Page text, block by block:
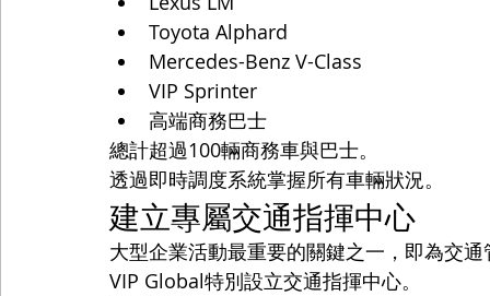
Toyota Alphard
Mercedes-Benz V-Class
VIP Sprinter
高端商務巴士
總計超過100輛商務車與巴士。
透過即時調度系統掌握所有車輛狀況。
建立專屬交通指揮中心
大型企業活動最重要的關鍵之一，即為交
VIP Global特別設立交通指揮中心。